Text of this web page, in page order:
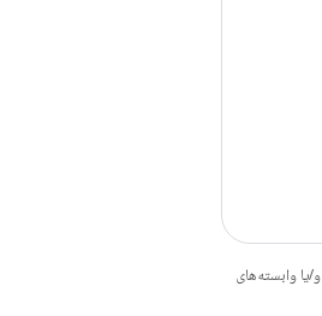
هستند. جاوا و OpenJDK علامت‌های تجاری یا علامت‌های تجاری ثبت‌شده Oracle و/یا وابسته‌های